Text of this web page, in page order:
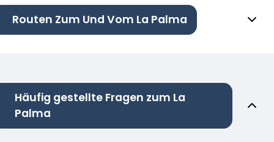
Routen Zum Und Vom La Palma
Häufig gestellte Fragen zum La
Palma